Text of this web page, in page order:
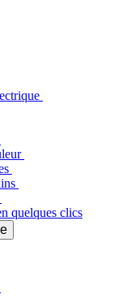
quelques clics